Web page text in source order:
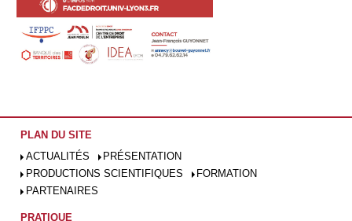
PLAN DU SITE
ACTUALITÉS
PRÉSENTATION
PRODUCTIONS SCIENTIFIQUES
FORMATION
PARTENAIRES
PRATIQUE